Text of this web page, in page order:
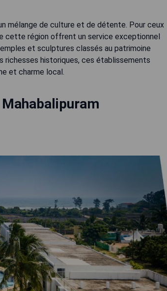
mélange de culture et de détente. Pour ceux
cette région offrent un service exceptionnel
et sculptures classés au patrimoine
richesses historiques, ces établissements
et charme local.